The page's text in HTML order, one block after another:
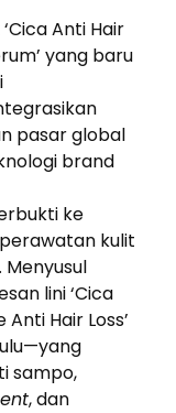
Anti Hair
yang baru
pasar global
brand
ke
kulit
Menyusul
lini ‘Cica
Anti Hair Loss’
sampo,
, dan